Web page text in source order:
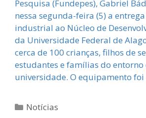
Pesquisa (Fundepes), Gabriel
nessa segunda-feira (5) a
industrial ao Núcleo de
da Universidade Federal de
cerca de 100 crianças, filhos de
estudantes e famílias do entorno
universidade. O equipamento
Categorias
Notícias